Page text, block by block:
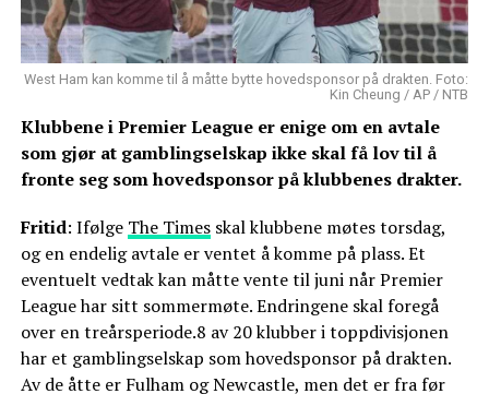
West Ham kan komme til å måtte bytte hovedsponsor på drakten. Foto:
Kin Cheung / AP / NTB
Klubbene i Premier League er enige om en avtale
som gjør at gamblingselskap ikke skal få lov til å
fronte seg som hovedsponsor på klubbenes drakter.
Fritid: Ifølge The Timesskal klubbene møtes torsdag,
og en endelig avtale er ventet å komme på plass. Et
eventuelt vedtak kan måtte vente til juni når Premier
League har sitt sommermøte. Endringene skal foregå
over en treårsperiode.8 av 20 klubber i toppdivisjonen
har et gamblingselskap som hovedsponsor på drakten.
Av de åtte er Fulham og Newcastle, men det er fra før